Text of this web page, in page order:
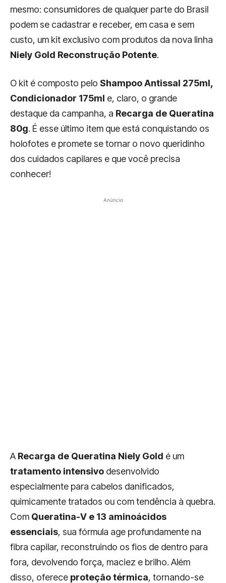
mesmo: consumidores de qualquer parte do Brasil
podem se cadastrar e receber, em casa e sem
custo, um kit exclusivo com produtos da nova linha
Niely Gold Reconstrução Potente.
O kit é composto pelo Shampoo Antissal 275ml,
Condicionador 175ml e, claro, o grande
destaque da campanha, a Recarga de Queratina
80g. É esse último item que está conquistando os
holofotes e promete se tornar o novo queridinho
dos cuidados capilares e que você precisa
conhecer!
Anúncio
A Recarga de Queratina Niely Gold é um
tratamento intensivo desenvolvido
especialmente para cabelos danificados,
quimicamente tratados ou com tendência à quebra.
Com Queratina-V e 13 aminoácidos
essenciais, sua fórmula age profundamente na
fibra capilar, reconstruindo os fios de dentro para
fora, devolvendo força, maciez e brilho. Além
disso, oferece proteção térmica, tornando-se